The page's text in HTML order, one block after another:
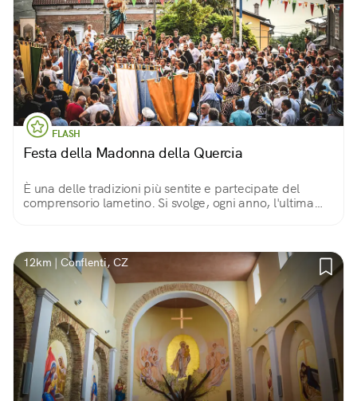
FLASH
Festa della Madonna della Quercia
È una delle tradizioni più sentite e partecipate del
comprensorio lametino. Si svolge, ogni anno, l'ultima
12km | Conflenti, CZ